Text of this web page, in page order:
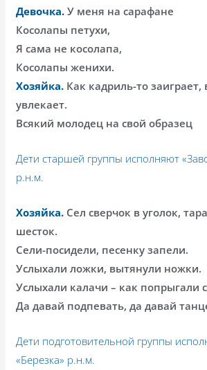
Девочка. У меня на сарафане
Косолапы петухи,
Я сама не косолапа,
Косолапы женихи.
Хозяйка. Как кадриль-то заиграет,
увлекает.
Всякий молодец на свой образец
Дети старшей группы исполняют
р.н.м.
Хозяйка. Сел сверчок в уголок,
шесток.
Сели-посидели, песенку запели.
Услыхали ложки, вытянули ножки.
Услыхали калачи – как попрыгали
Да давай подпевать, да давай
Дети подготовительной группы
«Березка» р.н.м.